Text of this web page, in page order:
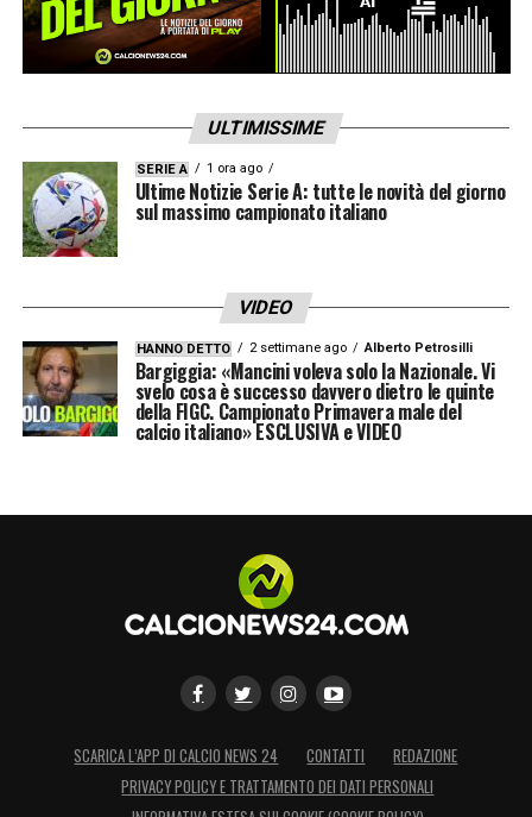
ULTIMISSIME
SERIE A 1 ora ago
Ultime Notizie Serie A: tutte le novità del giorno
sul massimo campionato italiano
VIDEO
HANNO DETTO 2 settimane ago Alberto Petrosilli
Bargiggia: «Mancini voleva solo la Nazionale. Vi
svelo cosa è successo davvero dietro le quinte
della FIGC. Campionato Primavera male del
calcio italiano» ESCLUSIVA e VIDEO
SCARICA L’APP DI CALCIO NEWS 24 CONTATTI
REDAZIONE
PRIVACY POLICY E TRATTAMENTO DEI DATI PERSONALI